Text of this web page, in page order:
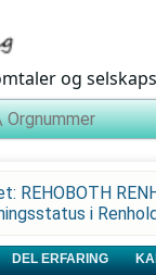
og
REHOBOTH
i
DEL ERFARING